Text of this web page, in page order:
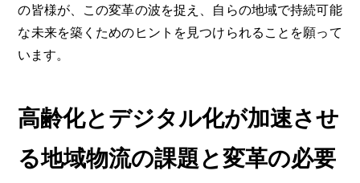
の皆様が、この変革の波を捉え、自らの地域で持続可能
な未来を築くためのヒントを見つけられることを願って
います。
高齢化とデジタル化が加速させ
る地域物流の課題と変革の必要